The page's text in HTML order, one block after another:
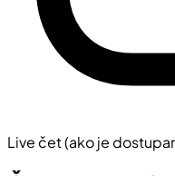
Live čet (ako je